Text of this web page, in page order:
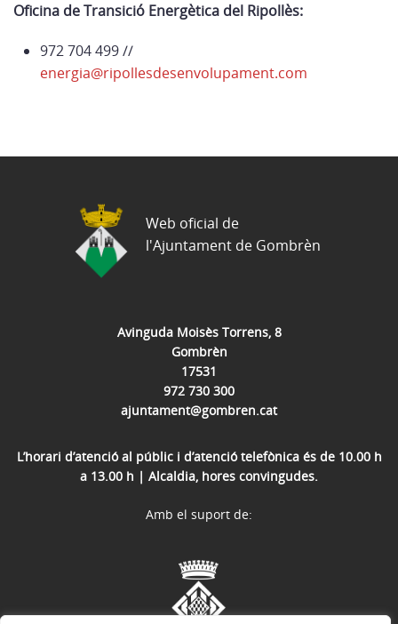
Oficina de Transició Energètica del Ripollès:
972 704 499 //
energia@ripollesdesenvolupament.com
Avinguda Moisès Torrens, 8
Gombrèn
17531
972 730 300
ajuntament@gombren.cat
L’horari d’atenció al públic i d’atenció telefònica és de 10.00 h
a 13.00 h | Alcaldia, hores convingudes.
Web oficial de
l'Ajuntament de Gombrèn
Amb el suport de: